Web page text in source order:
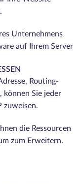
Unternehmens
auf Ihrem Server
Routing-
können Sie jeder
zuweisen.
die Ressourcen
zum Erweitern.